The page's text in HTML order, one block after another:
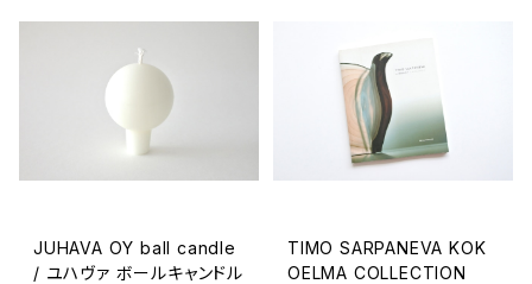
JUHAVA OY ball candle
/ ユハヴァ ボールキャンドル
TIMO SARPANEVA KOK
OELMA COLLECTION